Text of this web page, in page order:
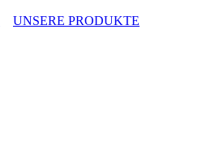
UNSERE PRODUKTE